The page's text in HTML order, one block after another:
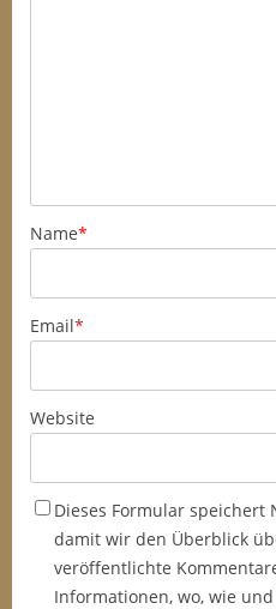
Name*
Email*
Website
Dieses Formular speichert
damit wir den Überblick
veröffentlichte
Informationen, wo, wie